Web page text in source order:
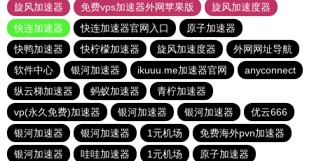
旋风加速器
免费vps加速器外网苹果版
旋风加速度器
快连加速器
快连加速器官网入口
原子加速器
快鸭加速器
快柠檬加速器 旋风加速度器
外网网址导航
软件中心
银河加速器 ikuuu.me加速器官网
anyconnect
纵云梯加速器
蚂蚁加速器
青柠加速器
vp(永久免费)加速器
银河加速器 银河加速器
优云666
银河加速器
银河加速器 1元机场
免费海外pvn加速器
银河加速器
哇哇加速器 1元机场
原子加速器